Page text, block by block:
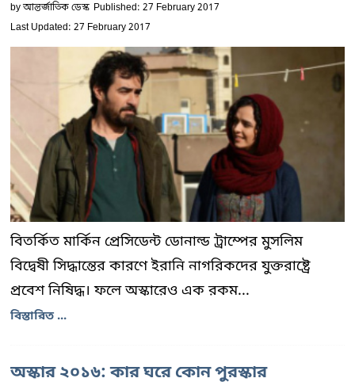
byআন্তর্জাতিক ডেস্ক Published: 27 February 2017
Last Updated: 27 February 2017
বিতর্কিত মার্কিন প্রেসিডেন্ট ডোনাল্ড ট্রাম্পের মুসলিম
বিদ্বেষী সিদ্ধান্তের কারণে ইরানি নাগরিকদের যুক্তরাষ্ট্রে
প্রবেশ নিষিদ্ধ। ফলে অস্কারেও এক রকম...
বিস্তারিত ...
অস্কার ২০১৬: কার ঘরে কোন পুরস্কার